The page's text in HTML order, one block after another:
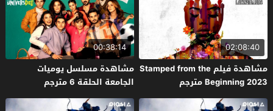
02:08:40
مشاهدة فيلم Stamped from the
Beginning 2023 مترجم
00:38:14
مشاهدة مسلسل يوميات
الجامعة الحلقة 6 مترجم